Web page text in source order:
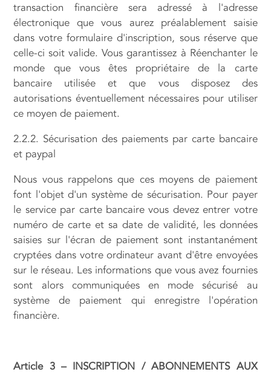
transaction financière sera adressé à l'adresse
électronique que vous aurez préalablement saisie
dans votre formulaire d'inscription, sous réserve que
celle-ci soit valide. Vous garantissez à Réenchanter le
monde que vous êtes propriétaire de la carte
bancaire utilisée et que vous disposez des
autorisations éventuellement nécessaires pour utiliser
ce moyen de paiement.
2.2.2. Sécurisation des paiements par carte bancaire
et paypal
Nous vous rappelons que ces moyens de paiement
font l'objet d'un système de sécurisation. Pour payer
le service par carte bancaire vous devez entrer votre
numéro de carte et sa date de validité, les données
saisies sur l'écran de paiement sont instantanément
cryptées dans votre ordinateur avant d'être envoyées
sur le réseau. Les informations que vous avez fournies
sont alors communiquées en mode sécurisé au
système de paiement qui enregistre l'opération
financière.
Article 3 – INSCRIPTION / ABONNEMENTS AUX